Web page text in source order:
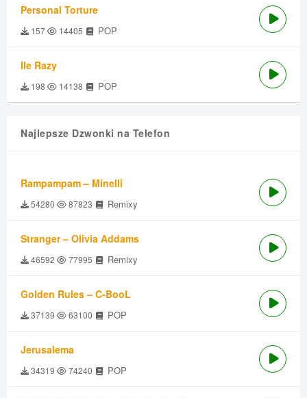
Personal Torture
157 14405 POP
Ile Razy
198 14138 POP
Najlepsze Dzwonki na Telefon
Rampampam – Minelli
54280 87823 Remixy
Stranger – Olivia Addams
46592 77995 Remixy
Golden Rules – C-BooL
37139 63100 POP
Jerusalema
34319 74240 POP